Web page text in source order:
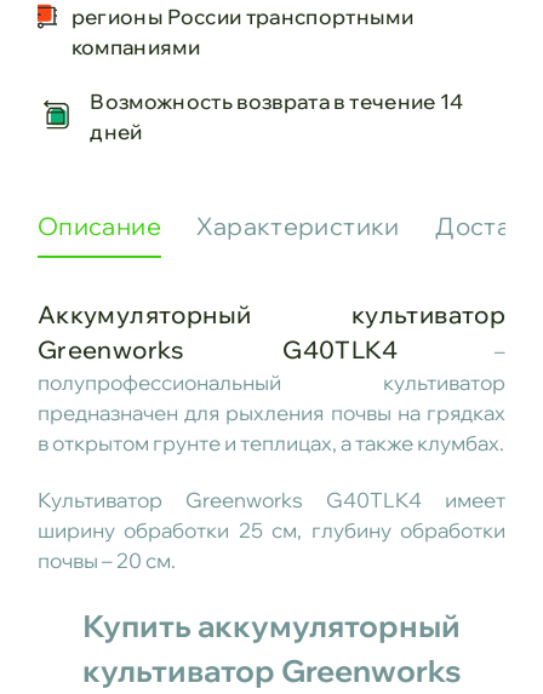
регионы России транспортными
компаниями
Возможность возврата в течение 14
дней
Описание Характеристики
Аккумуляторный культиватор
Greenworks G40TLK4 –
полупрофессиональный культиватор
предназначен для рыхления почвы на грядках
в открытом грунте и теплицах, а также клумбах.
Культиватор Greenworks G40TLK4 имеет
ширину обработки 25 см, глубину обработки
почвы – 20 см.
Купить аккумуляторный
культиватор Greenworks